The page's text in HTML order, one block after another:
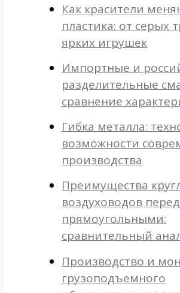
Как красители
пластика: от серых
ярких игрушек
Импортные и
разделительные
сравнение
Гибка металла:
возможности
производства
Преимущества
воздуховодов перед
прямоугольными:
сравнительный
Производство и
грузоподъемного